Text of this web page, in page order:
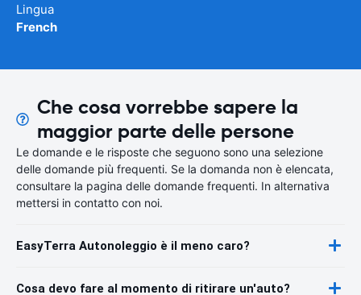
Lingua
French
Che cosa vorrebbe sapere la
maggior parte delle persone
Le domande e le risposte che seguono sono una selezione
delle domande più frequenti. Se la domanda non è elencata,
consultare la pagina delle domande frequenti. In alternativa
mettersi in contatto con noi.
EasyTerra Autonoleggio è il meno caro?
Cosa devo fare al momento di ritirare un'auto?